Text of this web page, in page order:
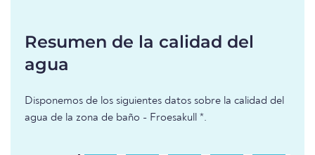
Resumen de la calidad del
agua
Disponemos de los siguientes datos sobre la calidad del
agua de la zona de baño - Froesakull *.